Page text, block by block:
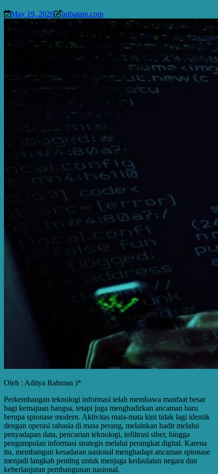
May 19, 2026 inibatam.com
Oleh : Aditya Rahman )*
Perkembangan teknologi informasi telah membawa manfaat besar
bagi kemajuan bangsa, tetapi juga menghadirkan ancaman baru
berupa spionase modern. Aktivitas mata-mata kini tidak lagi identik
dengan operasi rahasia di masa perang, melainkan hadir melalui
penyadapan data, pencurian teknologi, infiltrasi siber, hingga
pengumpulan informasi strategis melalui perangkat digital. Karena
itu, membangun kesadaran nasional menghadapi ancaman spionase
menjadi langkah penting untuk menjaga kedaulatan negara dan
keberlanjutan pembangunan nasional.